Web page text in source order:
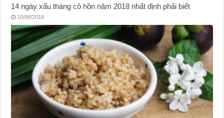
14 ngày xấu tháng cô hồn năm 2018 nhất định phải biết
10/08/2018